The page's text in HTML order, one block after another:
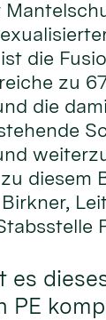
die
zu
die
diesem
es
PE